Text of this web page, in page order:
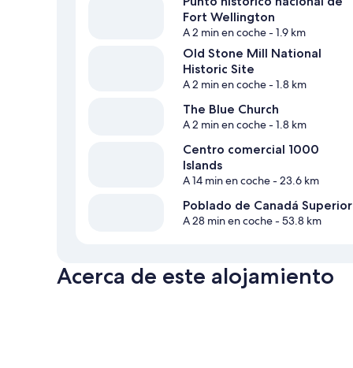
Fort Wellington
A 2 min en coche- 1.9 km
Old Stone Mill National
Historic Site
A 2 min en coche- 1.8 km
The Blue Church
A 2 min en coche- 1.8 km
Centro comercial 1000
Islands
A 14 min en coche- 23.6 km
Poblado de Canadá Superior
A 28 min en coche- 53.8 km
Acerca de este alojamiento